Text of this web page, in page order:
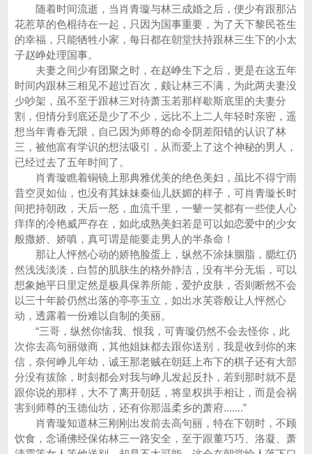
随着时间流逝，当肖青璇与林三成婚之后，便少有跟那沾
花惹草的色棍待在一起，只因为国事重要，为了天下黎民苍生
的幸福，只能牺牲小家，每日都在朝堂扶持跟林三生下的小太
子赵峥处理国事。
夫妻之间少有团聚之时，在赵峥生下之后，更是在这五年
时间内跟林三相见不超过百次，颇让林三不满，为此两夫妻没
少吵架，虽不至于跟林三对待萧玉若那样歇斯底里的夫妻分
割，但情分到底还是少了不少，远比不上二人年轻时亲密，遥
想当年青春无限，自己因为师尊的命令阴差阳错的认识了林
三，被他富有学识的想法吸引，从而爱上了这个神秘的男人，
已经过去了五年时间了。
肖青璇瞧着铜镜上那典雅优美的绝色美妇，虽比不得宁雨
昔空灵如仙，也没有其妹妹秦仙儿妖媚的样子，可肖青璇长时
间把持朝政，天后一怒，血流千里，一颦一笑都有一些使人心
痒痒的冷艳威严存在，如此成熟美妇若是可以如恋爱中的少女
般撒娇、娇嗔，真可谓是能要走男人的半条命！
那让人怦然心动的娇艳脸蛋上，纵然不涂抹胭脂，腮红仍
然浅浅淡淡，白皙的肌肤生的格外静洁，没有半分无垢，可以
想象她平日里定然是极具保养所能，爱护皮肤，否则断然不会
以三十年龄仍然出落的亭亭玉立，如出水芙蓉般让人怦然心
动，透露着一份难以自制的美丽。
“三哥，纵然你恼我、恨我，可青璇仍然不会去怪你，此
次你去高句丽做商，其他姐妹都去跟你送别，我是收到你的来
信，奈何峥儿年幼，诚王那老贼在朝廷上布下的棋子还有大部
分没有拔除，时刻都会对我与峥儿发起反扑，若到那时就不是
跟你说的那样，大不了离开朝廷，将皇权拱手相让，而是会祸
害到师尊的玉德仙坊，还有你那温柔乡的萧府.......”
肖青璇知道林三刚刚出发前去高句丽，特在下朝时，不顾
饮食，念诵佛经保佑林三一路安全，至于跟董巧巧、洛凝、萧